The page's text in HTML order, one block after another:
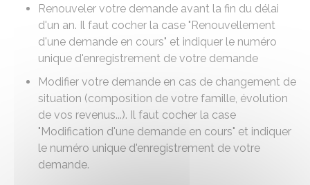
Renouveler votre demande avant la fin du délai
d'un an. Il faut cocher la case "Renouvellement
d'une demande en cours" et indiquer le numéro
unique d'enregistrement de votre demande
Modifier votre demande en cas de changement de
situation (composition de votre famille, évolution
de vos revenus...). Il faut cocher la case
"Modification d'une demande en cours" et indiquer
le numéro unique d'enregistrement de votre
demande.